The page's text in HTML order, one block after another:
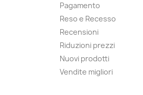
Pagamento
Reso e Recesso
Recensioni
Riduzioni prezzi
Nuovi prodotti
Vendite migliori